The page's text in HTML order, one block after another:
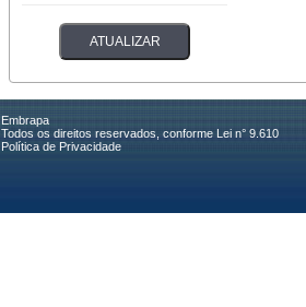
Embrapa
Todos os direitos reservados, conforme Lei n° 9.610
Política de Privacidade